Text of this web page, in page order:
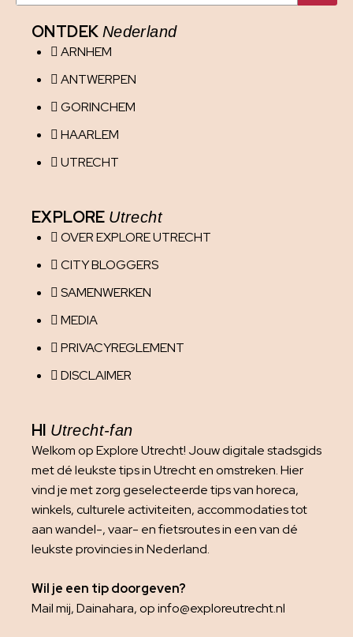
ONTDEK Nederland
ARNHEM
ANTWERPEN
GORINCHEM
HAARLEM
UTRECHT
EXPLORE Utrecht
OVER EXPLORE UTRECHT
CITY BLOGGERS
SAMENWERKEN
MEDIA
PRIVACYREGLEMENT
DISCLAIMER
HI Utrecht-fan
Welkom op Explore Utrecht! Jouw digitale stadsgids
met dé leukste tips in Utrecht en omstreken. Hier
vind je met zorg geselecteerde tips van horeca,
winkels, culturele activiteiten, accommodaties tot
aan wandel-, vaar- en fietsroutes in een van dé
leukste provincies in Nederland.
Wil je een tip doorgeven?
Mail mij, Dainahara, op info@exploreutrecht.nl